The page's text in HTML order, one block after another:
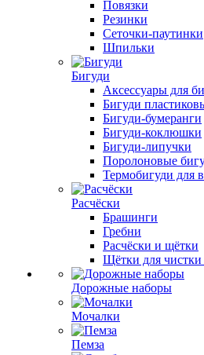
Повязки
Резинки
Сеточки-паутинки
Шпильки
Бигуди
Аксессуары для
Бигуди
Бигуди-бумеранги
Бигуди-коклюшки
Бигуди-липучки
Поролоновые
Термобигуди для
Расчёски
Брашинги
Гребни
Расчёски и щётки
Щётки для чистки
Дорожные наборы
Мочалки
Пемза